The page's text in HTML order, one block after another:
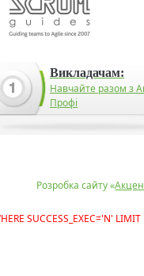
Викладачам:
Навчайте разом з
Профі
Розробка сайту «
SUCCESS_EXEC='N' LIMIT